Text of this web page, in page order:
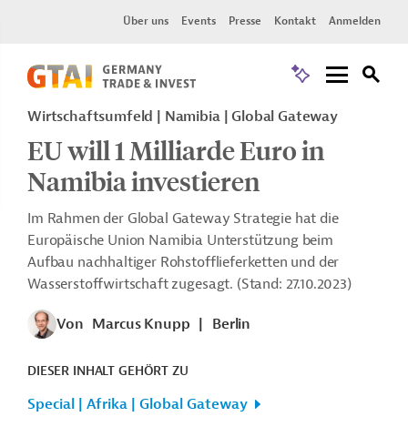
Über uns Events Presse Kontakt Anmelden
Wirtschaftsumfeld | Namibia | Global Gateway
EU will 1 Milliarde Euro in
Namibia investieren
Im Rahmen der Global Gateway Strategie hat die
Europäische Union Namibia Unterstützung beim
Aufbau nachhaltiger Rohstofflieferketten und der
Wasserstoffwirtschaft zugesagt. (Stand: 27.10.2023)
Von Marcus Knupp Berlin
DIESER INHALT GEHÖRT ZU
Special | Afrika | Global Gateway